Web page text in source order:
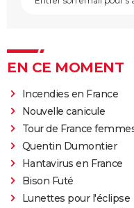
EN CE MOMENT
Incendies en France
Nouvelle canicule
Tour de France
Quentin Dumontier
Hantavirus en France
Bison Futé
Lunettes pour l'éclipse